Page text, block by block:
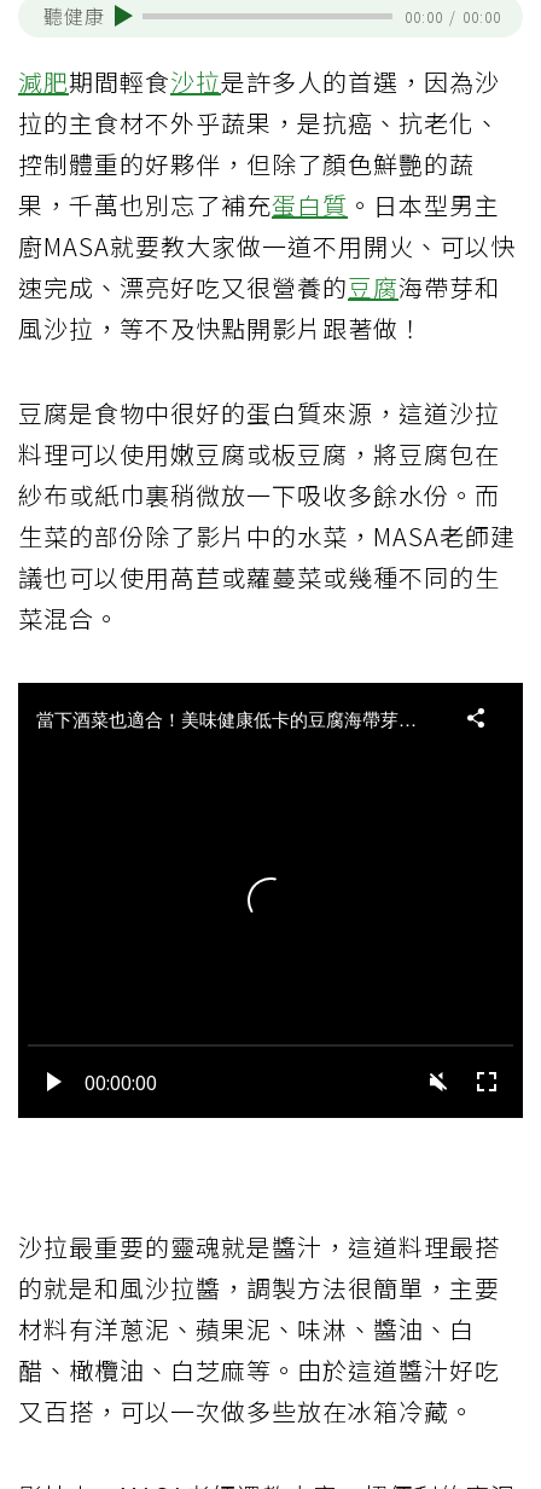
聽健康 00:00 / 00:00
減肥期間輕食沙拉是許多人的首選，因為沙
拉的主食材不外乎蔬果，是抗癌、抗老化、
控制體重的好夥伴，但除了顏色鮮艷的蔬
果，千萬也別忘了補充蛋白質 。日本型男主
廚MASA就要教大家做一道不用開火、可以快
速完成、漂亮好吃又很營養的豆腐海帶芽和
風沙拉，等不及快點開影片跟著做！
豆腐是食物中很好的蛋白質來源，這道沙拉
料理可以使用嫩豆腐或板豆腐，將豆腐包在
紗布或紙巾裏稍微放一下吸收多餘水份。而
生菜的部份除了影片中的水菜，MASA老師建
議也可以使用萵苣或蘿蔓菜或幾種不同的生
菜混合。
沙拉最重要的靈魂就是醬汁，這道料理最搭
的就是和風沙拉醬，調製方法很簡單，主要
材料有洋蔥泥、蘋果泥、味淋、醬油、白
醋、橄欖油、白芝麻等。由於這道醬汁好吃
又百搭，可以一次做多些放在冰箱冷藏。